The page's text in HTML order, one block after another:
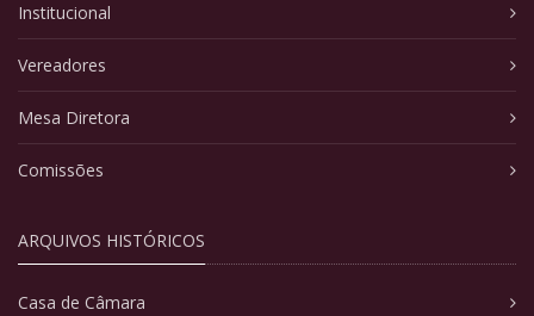
Institucional
Vereadores
Mesa Diretora
Comissões
ARQUIVOS HISTÓRICOS
Casa de Câmara